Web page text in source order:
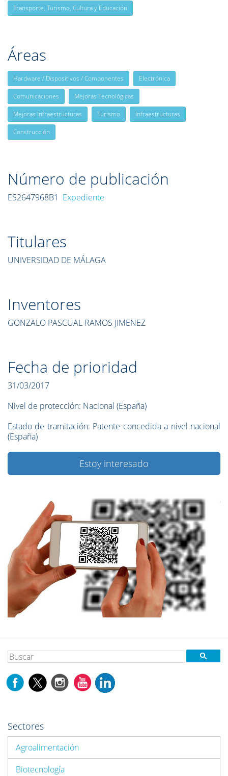
Transporte, Turismo, Cultura y Educación
Áreas
Hardware / Dispositivos / Componentes Electrónica
Comunicaciones Mejoras Tecnológicas
Mejoras Infraestructuras Turismo Infraestructuras
Construcción
Número de publicación
ES2647968B1 Expediente
Titulares
UNIVERSIDAD DE MÁLAGA
Inventores
GONZALO PASCUAL RAMOS JIMENEZ
Fecha de prioridad
31/03/2017
Nivel de protección: Nacional (España)
Estado de tramitación: Patente concedida a nivel nacional
(España)
Estoy interesado
Sectores
Agroalimentación
Biotecnología